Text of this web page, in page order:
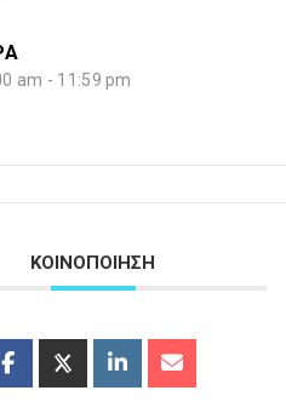
am - 11:59 pm
ΚΟΙΝΟΠΟΙΗΣΗ